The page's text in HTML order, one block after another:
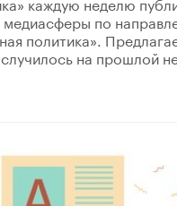
медиасферы по
политика».
на прошлой